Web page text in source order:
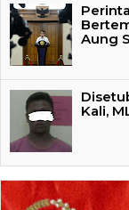
Aung
Kali,